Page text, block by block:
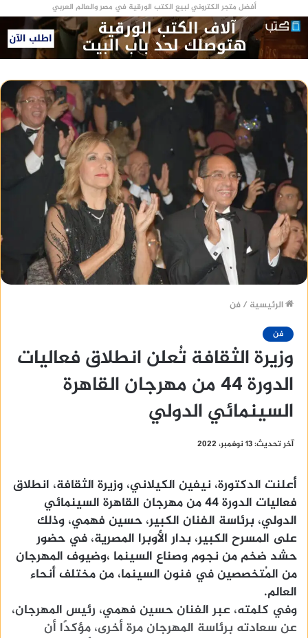
أفضل متجر الكتروني لبيع الكتب الورقية في مصر والعالم العربي
الرئيسية /فن
فن
وزيرة الثقافة تُعلن انطلاق فعاليات
الدورة 44 من مهرجان القاهرة
السينمائي الدولي
آخر تحديث: 13 نوفمبر، 2022
أُعلنت الدكتورة، نيفين الكيلاني، وزيرة الثقافة، انطلاق
فعاليات الدورة 44 من مهرجان القاهرة السينمائي
الدولي، برئاسة الفنان الكبير، حسين فهمي، وذلك
على المسرح الكبير، بدار الأوبرا المصرية، في حضور
حشد ضخم من نجوم وصناع السينما ،وضيوف المهرجان
من المُتخصصين في فنون السينما، من مختلف أنحاء
العالم.
وفي كلمته، عبر الفنان حسين فهمي، رئيس المهرجان،
عن سعادته برئاسة المهرجان مرة أخرى، مؤكدًا أن